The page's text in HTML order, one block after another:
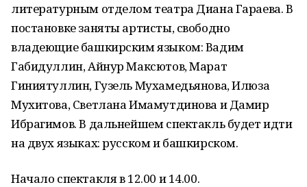
литературным отделом театра Диана Гараева. В
постановке заняты артисты, свободно
владеющие башкирским языком: Вадим
Габидуллин, Айнур Максютов, Марат
Гиниятуллин, Гузель Мухамедьянова, Илюза
Мухитова, Светлана Имамутдинова и Дамир
Ибрагимов. В дальнейшем спектакль будет идти
на двух языках: русском и башкирском.
Начало спектакля в 12.00 и 14.00.